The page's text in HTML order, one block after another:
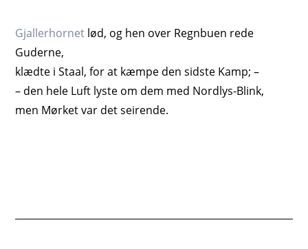
Gjallerhornet lød, og hen over Regnbuen rede
Guderne,
klædte i Staal, for at kæmpe den sidste Kamp; –
– den hele Luft lyste om dem med Nordlys-Blink,
men Mørket var det seirende.